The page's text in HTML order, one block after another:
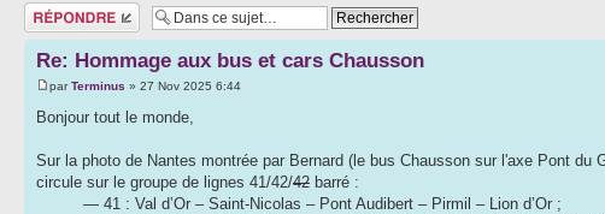
Répondre
Re: Hommage aux bus et cars Chausson
parTerminus » 27 Nov 2025 6:44
Bonjour tout le monde,
Sur la photo de Nantes montrée par Bernard (le bus Chausson sur l'axe Pont
circule sur le groupe de lignes 41/42/42 barré :
— 41 : Val d’Or – Saint-Nicolas – Pont Audibert – Pirmil – Lion d’Or ;